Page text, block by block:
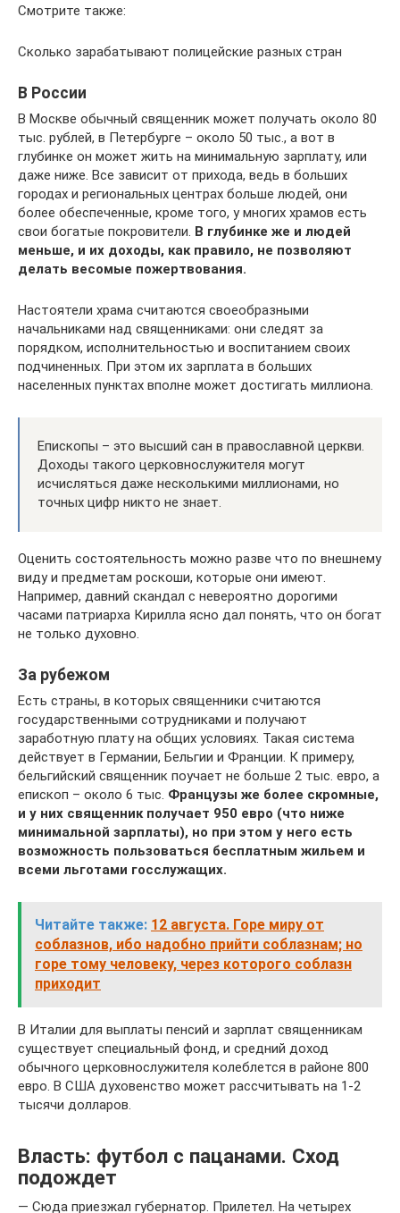
Смотрите также:
Сколько зарабатывают полицейские разных стран
В России
В Москве обычный священник может получать около 80
тыс. рублей, в Петербурге – около 50 тыс., а вот в
глубинке он может жить на минимальную зарплату, или
даже ниже. Все зависит от прихода, ведь в больших
городах и региональных центрах больше людей, они
более обеспеченные, кроме того, у многих храмов есть
свои богатые покровители. В глубинке же и людей
меньше, и их доходы, как правило, не позволяют
делать весомые пожертвования.
Настоятели храма считаются своеобразными
начальниками над священниками: они следят за
порядком, исполнительностью и воспитанием своих
подчиненных. При этом их зарплата в больших
населенных пунктах вполне может достигать миллиона.
Епископы – это высший сан в православной церкви.
Доходы такого церковнослужителя могут
исчисляться даже несколькими миллионами, но
точных цифр никто не знает.
Оценить состоятельность можно разве что по внешнему
виду и предметам роскоши, которые они имеют.
Например, давний скандал с невероятно дорогими
часами патриарха Кирилла ясно дал понять, что он богат
не только духовно.
За рубежом
Есть страны, в которых священники считаются
государственными сотрудниками и получают
заработную плату на общих условиях. Такая система
действует в Германии, Бельгии и Франции. К примеру,
бельгийский священник поучает не больше 2 тыс. евро, а
епископ – около 6 тыс. Французы же более скромные,
и у них священник получает 950 евро (что ниже
минимальной зарплаты), но при этом у него есть
возможность пользоваться бесплатным жильем и
всеми льготами госслужащих.
Читайте также: 12 августа. Горе миру от
соблазнов, ибо надобно прийти соблазнам; но
горе тому человеку, через которого соблазн
приходит
В Италии для выплаты пенсий и зарплат священникам
существует специальный фонд, и средний доход
обычного церковнослужителя колеблется в районе 800
евро. В США духовенство может рассчитывать на 1-2
тысячи долларов.
Власть: футбол с пацанами. Сход
подождет
— Сюда приезжал губернатор. Прилетел. На четырех